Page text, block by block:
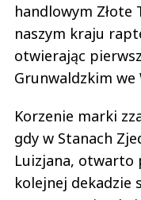
handlowym Złote
naszym kraju
otwierając
Grunwaldzkim we
Korzenie marki
gdy w Stanach
Luizjana, otwarto
kolejnej dekadzie